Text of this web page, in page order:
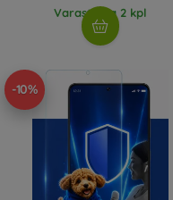
Varastossa 2 kpl
-10%